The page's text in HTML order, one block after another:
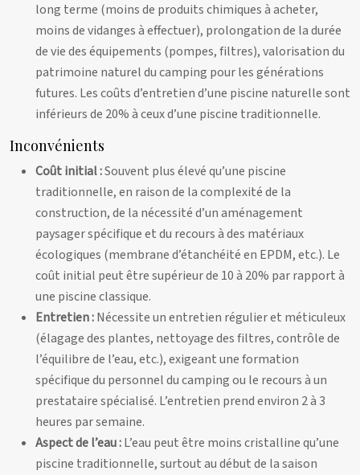
long terme (moins de produits chimiques à acheter,
moins de vidanges à effectuer), prolongation de la durée
de vie des équipements (pompes, filtres), valorisation du
patrimoine naturel du camping pour les générations
futures. Les coûts d’entretien d’une piscine naturelle sont
inférieurs de 20% à ceux d’une piscine traditionnelle.
Inconvénients
Coût initial :Souvent plus élevé qu’une piscine
traditionnelle, en raison de la complexité de la
construction, de la nécessité d’un aménagement
paysager spécifique et du recours à des matériaux
écologiques (membrane d’étanchéité en EPDM, etc.). Le
coût initial peut être supérieur de 10 à 20% par rapport à
une piscine classique.
Entretien :Nécessite un entretien régulier et méticuleux
(élagage des plantes, nettoyage des filtres, contrôle de
l’équilibre de l’eau, etc.), exigeant une formation
spécifique du personnel du camping ou le recours à un
prestataire spécialisé. L’entretien prend environ 2 à 3
heures par semaine.
Aspect de l’eau :L’eau peut être moins cristalline qu’une
piscine traditionnelle, surtout au début de la saison